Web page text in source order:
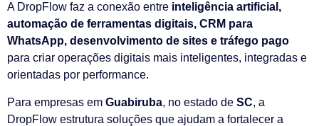
A DropFlow faz a conexão entre inteligência artificial,
automação de ferramentas digitais, CRM para
WhatsApp, desenvolvimento de sites e tráfego pago
para criar operações digitais mais inteligentes, integradas e
orientadas por performance.
Para empresas em Guabiruba, no estado de SC, a
DropFlow estrutura soluções que ajudam a fortalecer a